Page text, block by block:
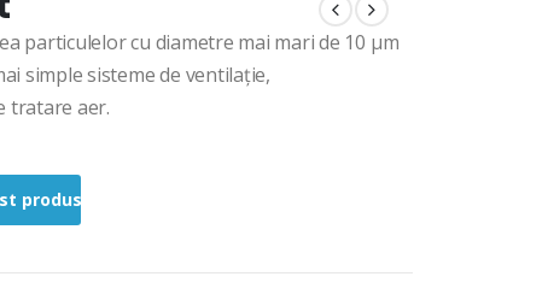
particulelor cu diametre mai mari de 10 μm
simple sisteme de ventilație,
tratare aer.
produs